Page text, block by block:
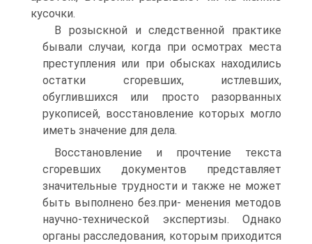
кусочки.
В розыскной и следственной практике
бывали случаи, когда при осмотрах места
преступления или при обысках находились
остатки сгоревших, истлевших,
обуглившихся или просто разорванных
рукописей, восстановление которых могло
иметь значение для дела.
Восстановление и прочтение текста
сгоревших документов представляет
значительные трудности и также не может
быть выполнено без.при- менения методов
научно-технической экспертизы. Однако
органы расследования, которым приходится